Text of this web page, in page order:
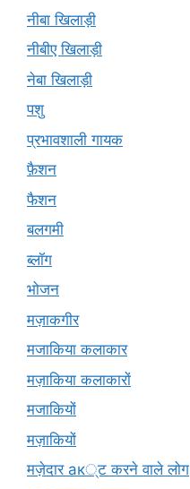
नीबा खिलाड़ी
नीबीए खिलाड़ी
नेबा खिलाड़ी
पशु
प्रभावशाली गायक
फ़ैशन
फैशन
बलगमी
ब्लॉग
भोजन
मज़ाकगीर
मजाकिया कलाकार
मज़ाकिया कलाकारों
मजाकियों
मज़ाकियों
मज़ेदार ак्ट करने वाले लोग